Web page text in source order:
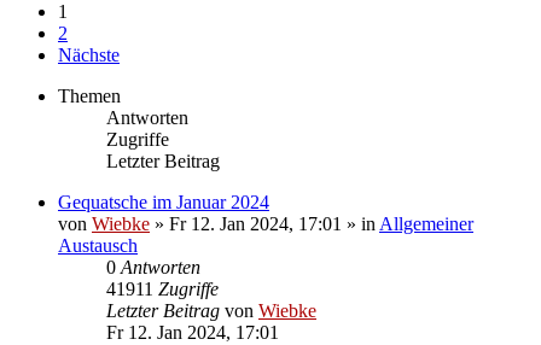
1
2
Nächste
Themen
Antworten
Zugriffe
Letzter Beitrag
Gequatsche im Januar 2024
von Wiebke » Fr 12. Jan 2024, 17:01 » inAllgemeiner
Austausch
0Antworten
41911 Zugriffe
Letzter Beitrag von Wiebke
Fr 12. Jan 2024, 17:01